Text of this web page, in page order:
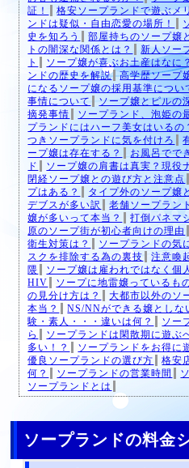
証！
格安ソープランドで遊ぶメ
ンドは疑似・自由恋愛の場所！
史を知ろう
部屋持ちのソープ嬢
トの闇深な関係とは？
新人ソー
ト
ソープ嬢が喜ぶお土産はなに
ンドの歴史を解説
高学歴ソープ
になるソープ嬢の採用基準につい
事情について
ソープ嬢とピルの
摘発事情
ソープランド、泡姫の
プランドにはハーフ美女はいるの
つきソープランドに気を付けろ
ープ嬢は存在する？
お風呂でで
ド
ソープ嬢の肩書は真実？現役
閉経ソープ嬢との遊び方と注意点
プはある？
タイプ外のソープ嬢
デブスが多い訳
老舗ソープラン
嬢が多いって本当？
打倒パネマ
原のソープ街が初心者向けの理由
衛生対策は？
ソープランドの気
スクを排除する為の裏技
注意喚
隈
ソープ嬢は雇われではなく個
HIV
ソープに地雷嬢っているも
の見分け方は？
大都市以外のソ
本当？
NS/NNができる嬢としな
験・素人・・・違いは何？
ソー
ら
ソープランドは閑散期に遊ぶ
多い！？
ソープランドをお得に
優良ソープランドの選び方
格安
何？
ソープランドの営業時間
ソープランドとは
ソープランドの料金